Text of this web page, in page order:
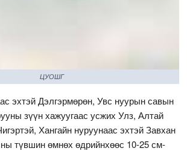
ЦУОШГ
эхтэй Дэлгэрмөрөн, Увс нуурын савын
зүүн хажуугаас усжих Улз, Алтай
Хангайн нуруунаас эхтэй Завхан
түвшин өмнөх өдрийнхөөс 10-25 см-